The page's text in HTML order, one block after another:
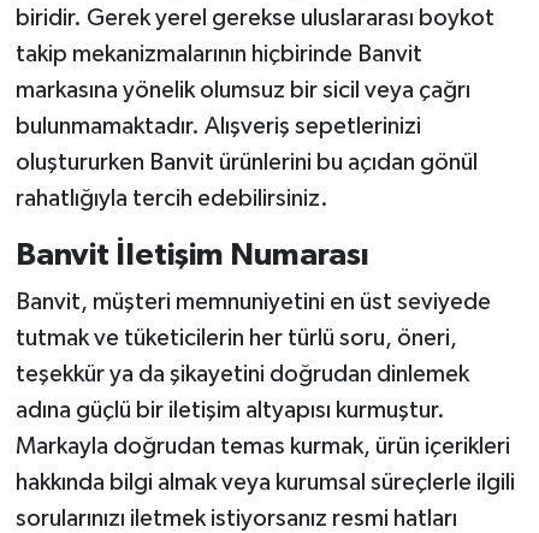
biridir. Gerek yerel gerekse uluslararası boykot
takip mekanizmalarının hiçbirinde Banvit
markasına yönelik olumsuz bir sicil veya çağrı
bulunmamaktadır. Alışveriş sepetlerinizi
oluştururken Banvit ürünlerini bu açıdan gönül
rahatlığıyla tercih edebilirsiniz.
Banvit İletişim Numarası
Banvit, müşteri memnuniyetini en üst seviyede
tutmak ve tüketicilerin her türlü soru, öneri,
teşekkür ya da şikayetini doğrudan dinlemek
adına güçlü bir iletişim altyapısı kurmuştur.
Markayla doğrudan temas kurmak, ürün içerikleri
hakkında bilgi almak veya kurumsal süreçlerle ilgili
sorularınızı iletmek istiyorsanız resmi hatları